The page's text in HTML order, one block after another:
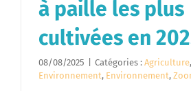
à paille les plus
cultivées en
08/08/2025 Catégories : Agriculture,
Environnement, Environnement,